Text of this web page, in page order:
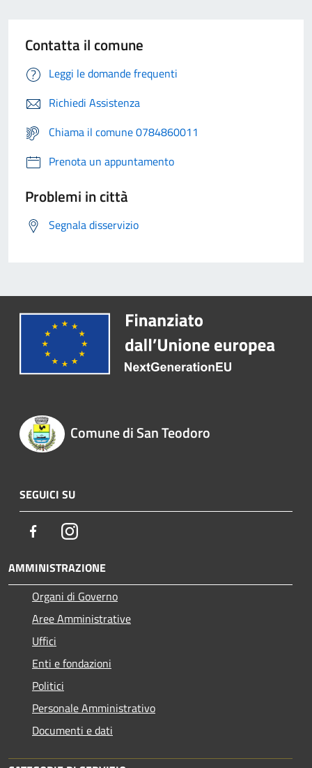
Contatta il comune
Leggi le domande frequenti
Richiedi Assistenza
Chiama il comune 0784860011
Prenota un appuntamento
Problemi in città
Segnala disservizio
Comune di San Teodoro
SEGUICI SU
FacebookInstagram
AMMINISTRAZIONE
Organi di Governo
Aree Amministrative
Uffici
Enti e fondazioni
Politici
Personale Amministrativo
Documenti e dati